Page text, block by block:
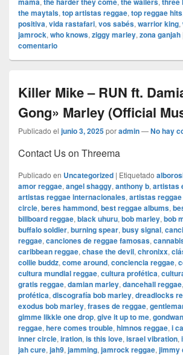
the maytals, top artistas reggae, top reggae hits
positiva, vida rastafari, vos sabés, warrior king,
jamrock, who knows, ziggy marley, zona ganjah
comentario
Killer Mike – RUN ft.
Gong» Marley (Official
Publicado el junio 3, 2025poradmin—No hay
Contact Us on Threema
Publicado en Uncategorized | Etiquetado
amor reggae, angel shaggy, anthony b, artistas
artistas reggae internacionales, artistas
circle, beres hammond, best reggae albums,
billboard reggae, black uhuru, bob marley, bob
buffalo soldier, burning spear, busy signal,
reggae, canciones de reggae famosas,
caribbean reggae, chase the devil, chronixx,
collie buddz, come around, conciencia reggae,
cultura mundial reggae, cultura profética,
gratis reggae, damian marley, dancehall reggae,
profética, discografía bob marley, dreadlocks
exodus bob marley, frases de reggae,
gimme likkle one drop, give it up to me,
reggae, here comes trouble, himnos reggae, i
inner circle, iration, is this love, israel vibration,
jah cure, jah9, jamming, jamrock reggae, jimmy